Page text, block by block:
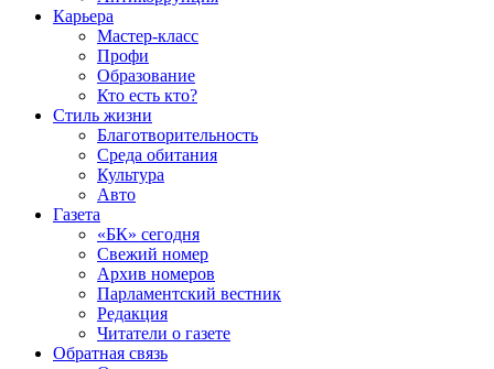
Карьера
Мастер-класс
Профи
Образование
Кто есть кто?
Стиль жизни
Благотворительность
Среда обитания
Культура
Авто
Газета
«БК» сегодня
Свежий номер
Архив номеров
Парламентский вестник
Редакция
Читатели о газете
Обратная связь